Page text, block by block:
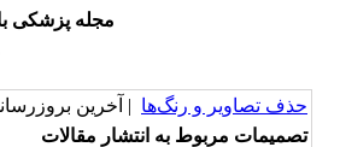
مجله پزشکی
حذف تصاویر و رنگ‌ها | آخرین بروزرسانی: ۱۳۹۹/
تصمیمات مربوط به انتشار مقالات